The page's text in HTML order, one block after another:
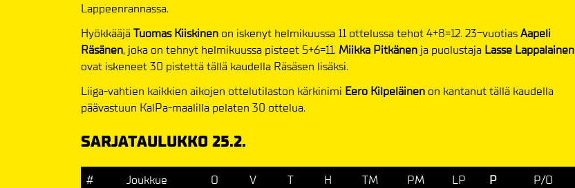
Lappeenrannassa.
HyökkääjäTuomas Kiiskinen on iskenyt helmikuussa 11 ottelussa tehot 4+8=12. 23-vuotiasAapeli
Räsänen, joka on tehnyt helmikuussa pisteet 5+6=11. Miikka Pitkänen ja puolustaja Lasse Lappalainen
ovat iskeneet 30 pistettä tällä kaudella Räsäsen lisäksi.
Liiga-vahtien kaikkien aikojen ottelutilaston kärkinimi Eero Kilpeläinen on kantanut tällä kaudella
päävastuun KalPa-maalilla pelaten 30 ottelua.
SARJATAULUKKO 25.2.
# Joukkue O V T H TM PM LP P
P/O